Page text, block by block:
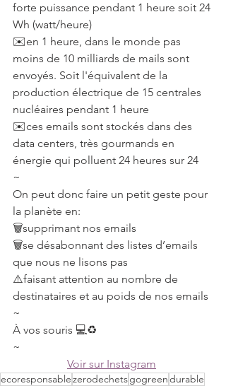
forte puissance pendant 1 heure soit 24
Wh (watt/heure)
✉️en 1 heure, dans le monde pas
moins de 10 milliards de mails sont
envoyés. Soit l'équivalent de la
production électrique de 15 centrales
nucléaires pendant 1 heure
✉️ces emails sont stockés dans des
data centers, très gourmands en
énergie qui polluent 24 heures sur 24
~
On peut donc faire un petit geste pour
la planète en:
🗑supprimant nos emails
🗑se désabonnant des listes d’emails
que nous ne lisons pas
⚠️faisant attention au nombre de
destinataires et au poids de nos emails
~
À vos souris 💻♻️
~
Voir sur Instagram
ecoresponsablezerodechetsgogreendurable